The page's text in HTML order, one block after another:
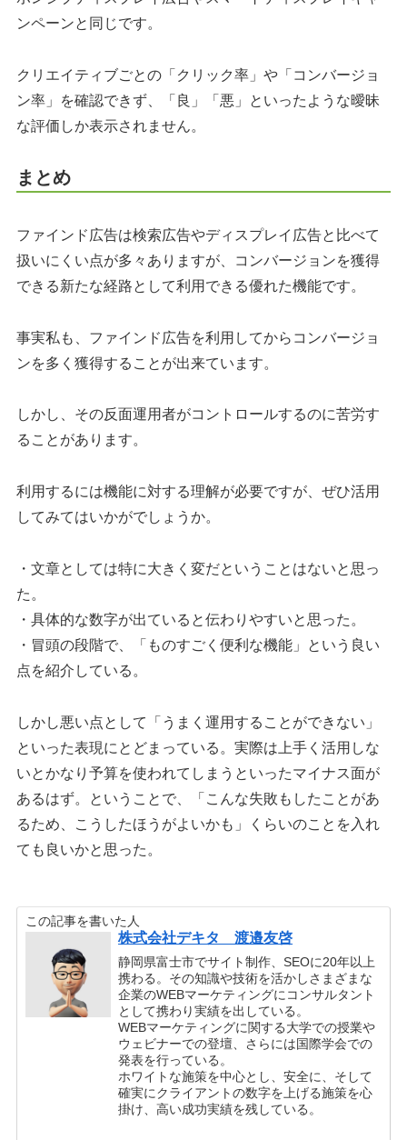
ンペーンと同じです。
クリエイティブごとの「クリック率」や「コンバージョ
ン率」を確認できず、「良」「悪」といったような曖昧
な評価しか表示されません。
まとめ
ファインド広告は検索広告やディスプレイ広告と比べて
扱いにくい点が多々ありますが、コンバージョンを獲得
できる新たな経路として利用できる優れた機能です。
事実私も、ファインド広告を利用してからコンバージョ
ンを多く獲得することが出来ています。
しかし、その反面運用者がコントロールするのに苦労す
ることがあります。
利用するには機能に対する理解が必要ですが、ぜひ活用
してみてはいかがでしょうか。
・文章としては特に大きく変だということはないと思っ
た。
・具体的な数字が出ていると伝わりやすいと思った。
・冒頭の段階で、「ものすごく便利な機能」という良い
点を紹介している。
しかし悪い点として「うまく運用することができない」
といった表現にとどまっている。実際は上手く活用しな
いとかなり予算を使われてしまうといったマイナス面が
あるはず。ということで、「こんな失敗もしたことがあ
るため、こうしたほうがよいかも」くらいのことを入れ
ても良いかと思った。
この記事を書いた人
株式会社デキタ 渡邉友啓
静岡県富士市でサイト制作、SEOに20年以上
携わる。その知識や技術を活かしさまざまな
企業のWEBマーケティングにコンサルタント
として携わり実績を出している。
WEBマーケティングに関する大学での授業や
ウェビナーでの登壇、さらには国際学会での
発表を行っている。
ホワイトな施策を中心とし、安全に、そして
確実にクライアントの数字を上げる施策を心
掛け、高い成功実績を残している。